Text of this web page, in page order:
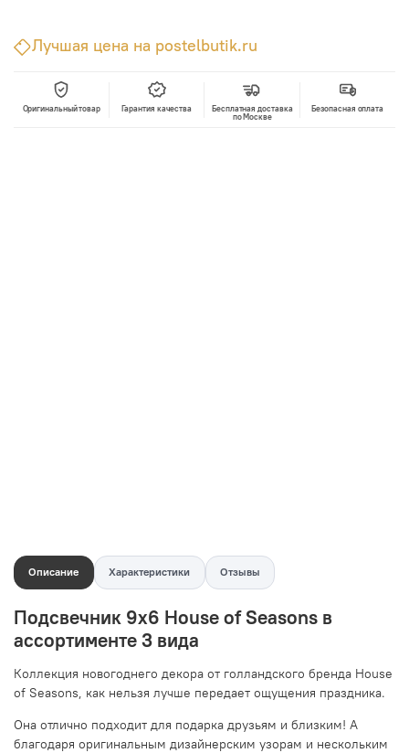
Лучшая цена на postelbutik.ru
Оригинальный товар Гарантия качества
Бесплатная доставка
по Москве
Безопасная оплата
Описание Характеристики Отзывы
Подсвечник 9х6 House of Seasons в
ассортименте 3 вида
Коллекция новогоднего декора от голландского бренда House
of Seasons, как нельзя лучше передает ощущения праздника.
Она отлично подходит для подарка друзьям и близким! А
благодаря оригинальным дизайнерским узорам и нескольким